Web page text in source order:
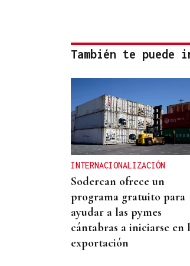
También te puede
INTERNACIONALIZACIÓN
Sodercan ofrece un
programa gratuito para
ayudar a las pymes
cántabras a iniciarse en
exportación